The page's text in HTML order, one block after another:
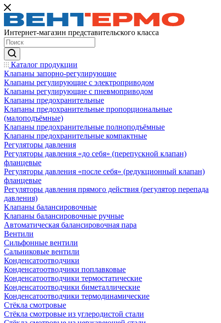
Интернет-магазин представительского класса
Каталог продукции
Клапаны запорно-регулирующие
Клапаны регулирующие с электроприводом
Клапаны регулирующие с пневмоприводом
Клапаны предохранительные
Клапаны предохранительные пропорциональные
(малоподъёмные)
Клапаны предохранительные полноподъёмные
Клапаны предохранительные компактные
Регуляторы давления
Регуляторы давления «до себя» (перепускной клапан)
фланцевые
Регуляторы давления «после себя» (редукционный клапан)
фланцевые
Регуляторы давления прямого действия (регулятор перепада
давления)
Клапаны балансировочные
Клапаны балансировочные ручные
Автоматическая балансировочная пара
Вентили
Сильфонные вентили
Сальниковые вентили
Конденсатоотводчики
Конденсатоотводчики поплавковые
Конденсатоотводчики термостатические
Конденсатоотводчики биметаллические
Конденсатоотводчики термодинамические
Стёкла смотровые
Стёкла смотровые из углеродистой стали